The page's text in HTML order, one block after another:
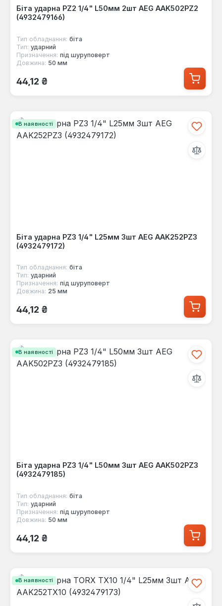
Біта ударна PZ2 1/4" L50мм 2шт AEG AAK502PZ2
(4932479166)
Тип обладнання: біта
Тип: ударний
Призначення: під шуруповерт
Довжина: 50 мм
Звичайна ціна:
44,12 ₴
В наявності
Біта ударна PZ3 1/4" L25мм 3шт AEG AAK252PZ3
(4932479172)
Тип обладнання: біта
Тип: ударний
Призначення: під шуруповерт
Довжина: 25 мм
Звичайна ціна:
44,12 ₴
В наявності
Біта ударна PZ3 1/4" L50мм 3шт AEG AAK502PZ3
(4932479185)
Тип обладнання: біта
Тип: ударний
Призначення: під шуруповерт
Довжина: 50 мм
Звичайна ціна:
44,12 ₴
В наявності